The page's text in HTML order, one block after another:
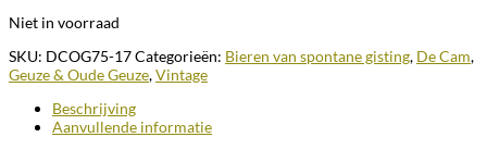
Niet in voorraad
SKU: DCOG75-17Categorieën: Bieren van spontane gisting, De Cam,
Geuze & Oude Geuze,Vintage
Beschrijving
Aanvullende informatie